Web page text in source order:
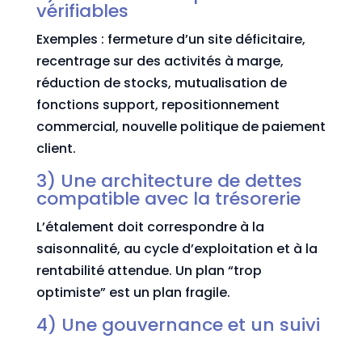
vérifiables
Exemples : fermeture d’un site déficitaire,
recentrage sur des activités à marge,
réduction de stocks, mutualisation de
fonctions support, repositionnement
commercial, nouvelle politique de paiement
client.
3) Une architecture de dettes
compatible avec la trésorerie
L’étalement doit correspondre à la
saisonnalité, au cycle d’exploitation et à la
rentabilité attendue. Un plan “trop
optimiste” est un plan fragile.
4) Une gouvernance et un suivi